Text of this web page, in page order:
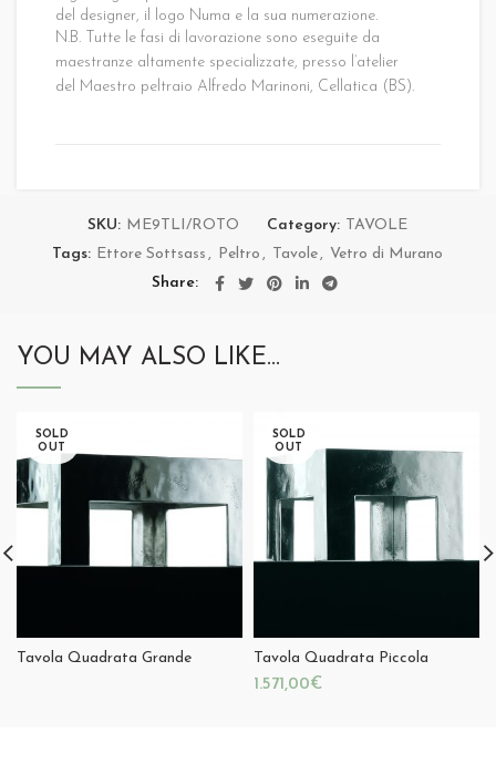
del designer, il logo Numa e la sua numerazione.
N.B. Tutte le fasi di lavorazione sono eseguite da
maestranze altamente specializzate, presso l’atelier
del Maestro peltraio Alfredo Marinoni, Cellatica (BS).
SKU: ME9TLI/ROTO Category: TAVOLE
Tags: Ettore Sottsass , Peltro , Tavole, Vetro di Murano
Share
YOU MAY ALSO LIKE…
SOLD
OUT
Tavola Quadrata Grande
SOLD
OUT
Tavola Quadrata Piccola
€